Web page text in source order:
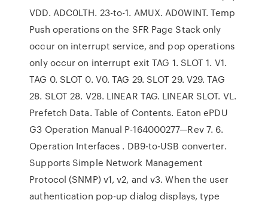
VDD. ADC0LTH. 23-to-1. AMUX. AD0WINT. Temp
Push operations on the SFR Page Stack only
occur on interrupt service, and pop operations
only occur on interrupt exit TAG 1. SLOT 1. V1.
TAG 0. SLOT 0. V0. TAG 29. SLOT 29. V29. TAG
28. SLOT 28. V28. LINEAR TAG. LINEAR SLOT. VL.
Prefetch Data. Table of Contents. Eaton ePDU
G3 Operation Manual P-164000277—Rev 7. 6.
Operation Interfaces . DB9-to-USB converter.
Supports Simple Network Management
Protocol (SNMP) v1, v2, and v3. When the user
authentication pop-up dialog displays, type